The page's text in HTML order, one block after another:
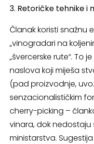
3. Retoričke tehnike i
Članak koristi snažnu
„vinogradari na
„švercerske rute“. To
naslova koji miješa
(pad proizvodnje,
senzacionalističkim
cherry-picking –
vinara, dok nedostaju
ministarstva.